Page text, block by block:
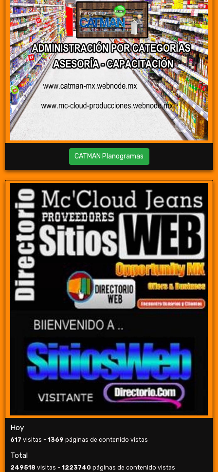
CATMAN Planogramas
Hoy
617 visitas - 1369 páginas de contenido vistas
Total
249518 visitas - 1223740 páginas de contenido vistas